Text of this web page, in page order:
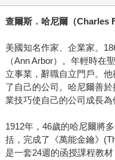
查爾斯．哈尼爾（Charles
美國知名作家、企業家。
（Ann Arbor）。年輕時在
立事業，辭職自立門戶。
了自己的公司。哈尼爾善
業技巧使自己的公司成長為
1912年，46歲的哈尼爾將
括，完成了《萬能金鑰》
是一套24週的函授課程教